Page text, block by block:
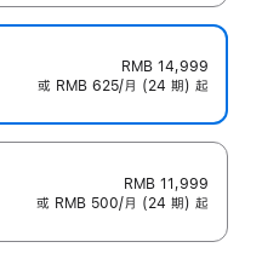
RMB 14,999
或 RMB 625/月 (24 期) 起
RMB 11,999
或 RMB 500/月 (24 期) 起